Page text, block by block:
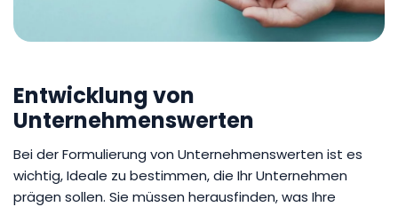
Entwicklung von
Unternehmenswerten
Bei der Formulierung von Unternehmenswerten ist es
wichtig, Ideale zu bestimmen, die Ihr Unternehmen
prägen sollen. Sie müssen herausfinden, was Ihre